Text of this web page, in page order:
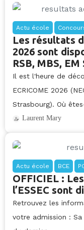
Actu école
Les résultats
2026 sont
RSB, MBS,
Il est l'heure de
ECRICOME 2026
Strasbourg). Où
Laurent Mary
Actu école BCE
OFFICIEL :
l’ESSEC sont
Retrouvez les
votre admission : Sa